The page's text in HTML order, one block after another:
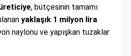
, bütçesinin tamamı
yaklaşık 1 milyon lira
naylonu ve yapışkan tuzaklar